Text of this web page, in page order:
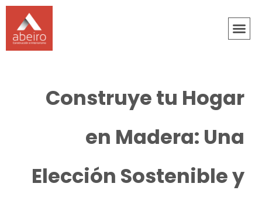
Construye tu Hogar
en Madera: Una
Elección Sostenible y